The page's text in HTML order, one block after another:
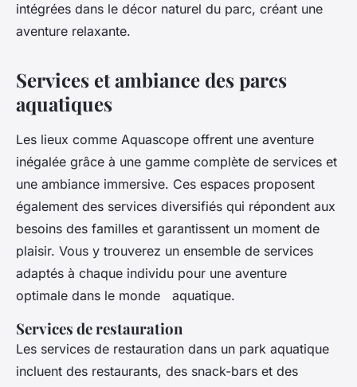
intégrées dans le décor naturel du parc, créant une
aventure relaxante.
Services et ambiance des parcs
aquatiques
Les lieux comme Aquascope offrent une aventure
inégalée grâce à une gamme complète de services et
une ambiance immersive. Ces espaces proposent
également des services diversifiés qui répondent aux
besoins des familles et garantissent un moment de
plaisir. Vous y trouverez un ensemble de services
adaptés à chaque individu pour une aventure
optimale dans le monde aquatique.
Services de restauration
Les services de restauration dans un park aquatique
incluent des restaurants, des snack-bars et des